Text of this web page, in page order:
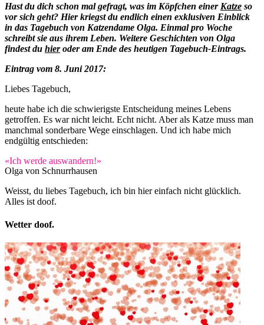
Hast du dich schon mal gefragt, was im Köpfchen einer Katze so
vor sich geht? Hier kriegst du endlich einen exklusiven Einblick
in das Tagebuch von Katzendame Olga. Einmal pro Woche
schreibt sie aus ihrem Leben. Weitere Geschichten von Olga
findest du hieroder am Ende des heutigen Tagebuch-Eintrags.
Eintrag vom 8. Juni 2017:
Liebes Tagebuch,
heute habe ich die schwierigste Entscheidung meines Lebens
getroffen. Es war nicht leicht. Echt nicht. Aber als Katze muss man
manchmal sonderbare Wege einschlagen. Und ich habe mich
endgültig entschieden:
«Ich werde auswandern!»
Olga von Schnurrhausen
Weisst, du liebes Tagebuch, ich bin hier einfach nicht glücklich.
Alles ist doof.
Wetter doof.